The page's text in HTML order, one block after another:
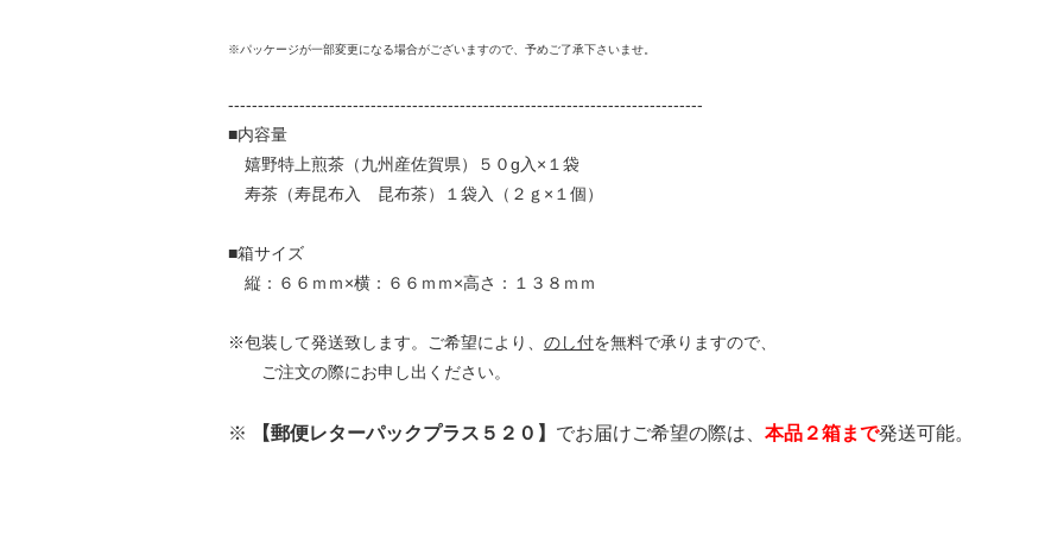
※パッケージが一部変更になる場合がございますので、予めご了承下さいませ。
--------------------------------------------------------------------------------
■内容量
嬉野特上煎茶（九州産佐賀県）５０g入×１袋
寿茶（寿昆布入 昆布茶）１袋入（２ｇ×１個）
■箱サイズ
縦：６６ｍｍ×横：６６ｍｍ×高さ：１３８ｍｍ
※包装して発送致します。ご希望により、 のし付を無料で承りますので、
ご注文の際にお申し出ください。
※ 【郵便レターパックプラス５２０】 でお届けご希望の際は、 本品２箱まで発送可能。